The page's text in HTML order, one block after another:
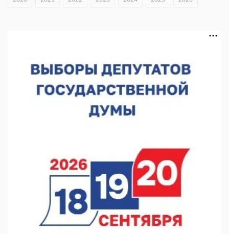
В Нижнем Новгороде отметили 70-летие Дня строителя
07.08.2026 12:04
В Нижегородской области созданы четыре ММЦ
07.08.2026 11:46